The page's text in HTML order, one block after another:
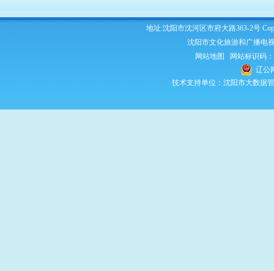
地址:沈阳市沈河区市府大路363-2号
沈阳市文化旅游和广播电
网站地图
网站标识码
辽公
技术支持单位：沈阳市大数据